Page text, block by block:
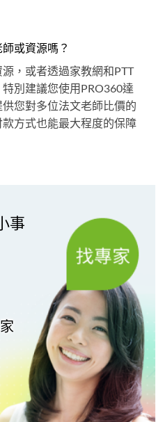
或資源嗎？
，或者透過家教網和PTT
別建議您使用PRO360達
您對多位法文老師比價的
款方式也能最大程度的保障
事